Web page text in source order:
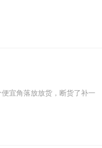
宜角落放放货，断货了补一